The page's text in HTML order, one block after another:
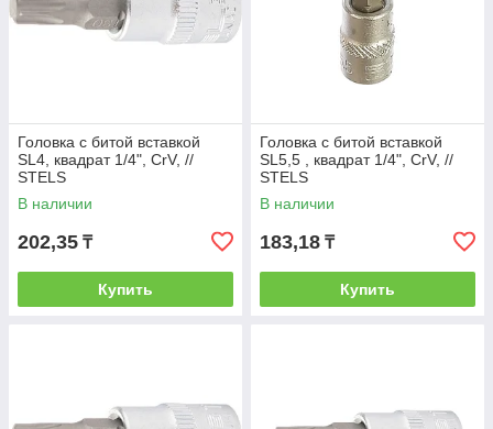
Головка с битой вставкой
SL4, квадрат 1/4", CrV, //
STELS
В наличии
202,35 ₸
Купить
Головка с битой вставкой
SL5,5 , квадрат 1/4", CrV, //
STELS
В наличии
183,18 ₸
Купить